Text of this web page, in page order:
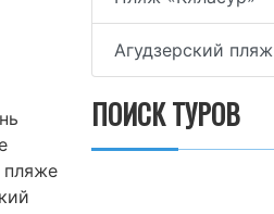
пляже
Агудзерский пляж
ПОИСК ТУРОВ